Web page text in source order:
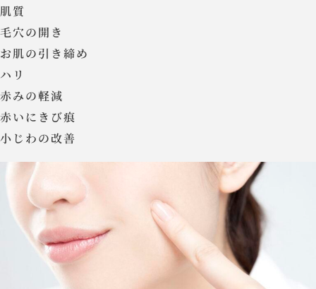
肌質
毛穴の開き
お肌の引き締め
ハリ
赤みの軽減
赤いにきび痕
小じわの改善